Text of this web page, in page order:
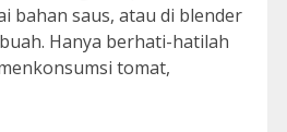
bahan saus, atau di blender
Hanya berhati-hatilah
tomat,